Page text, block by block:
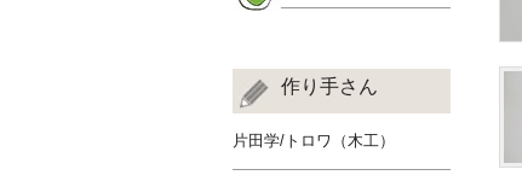
作り手さん
片田学/トロワ（木工）